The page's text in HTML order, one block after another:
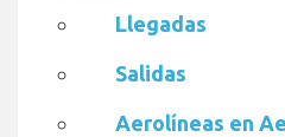
Llegadas
Salidas
Aerolíneas en